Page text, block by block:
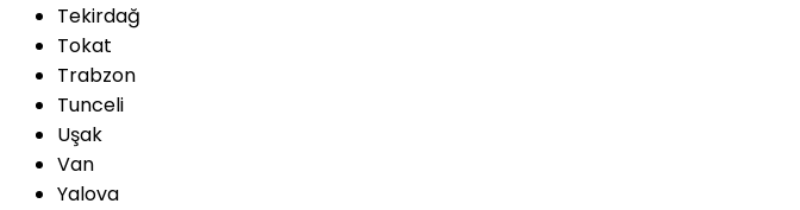
Tekirdağ
Tokat
Trabzon
Tunceli
Uşak
Van
Yalova